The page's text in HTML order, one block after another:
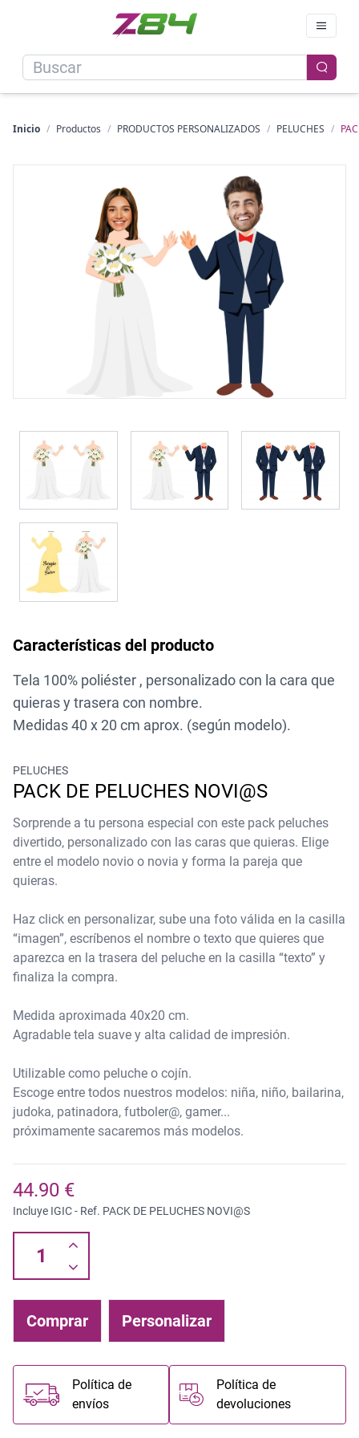
Inicio / Productos / PRODUCTOS PERSONALIZADOS / PELUCHES /
Características del producto
Tela 100% poliéster , personalizado con la cara que
quieras y trasera con nombre.
Medidas 40 x 20 cm aprox. (según modelo).
PELUCHES
PACK DE PELUCHES NOVI@S
Sorprende a tu persona especial con este pack peluches
divertido, personalizado con las caras que quieras. Elige
entre el modelo novio o novia y forma la pareja que
quieras.
Haz click en personalizar, sube una foto válida en la casilla
“imagen”, escríbenos el nombre o texto que quieres que
aparezca en la trasera del peluche en la casilla “texto” y
finaliza la compra.
Medida aproximada 40x20 cm.
Agradable tela suave y alta calidad de impresión.
Utilizable como peluche o cojín.
Escoge entre todos nuestros modelos: niña, niño, bailarina,
judoka, patinadora, futboler@, gamer...
próximamente sacaremos más modelos.
44.90 €
Incluye IGIC - Ref. PACK DE PELUCHES NOVI@S
Comprar Personalizar
Política de
envíos
Política de
devoluciones